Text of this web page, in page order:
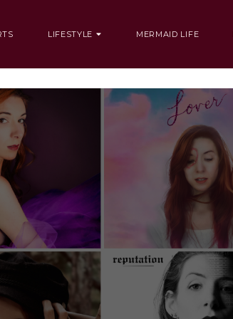
LIFESTYLE MERMAID LIFE